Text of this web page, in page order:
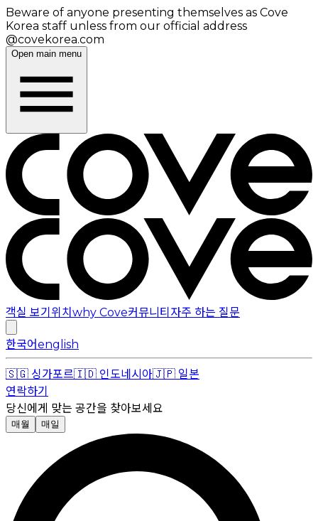
Beware of anyone presenting themselves as Cove
Korea staff unless from our official address
@covekorea.com
Open main menu
객실 보기 위치 why Cove커뮤니티 자주 하는 질문
한국어english
🇸🇬 싱가포르🇮🇩 인도네시아🇯🇵 일본
연락하기
당신에게 맞는 공간을 찾아보세요
매월 매일